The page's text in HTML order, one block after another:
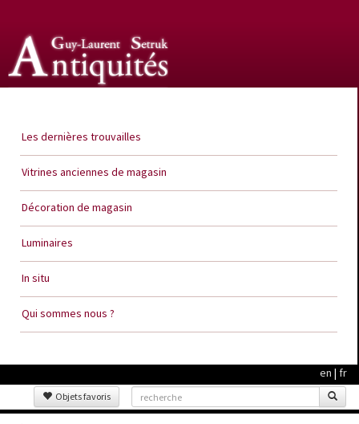
Les dernières trouvailles
Vitrines anciennes de magasin
Décoration de magasin
Luminaires
In situ
Qui sommes nous ?
en | fr
Objets favoris